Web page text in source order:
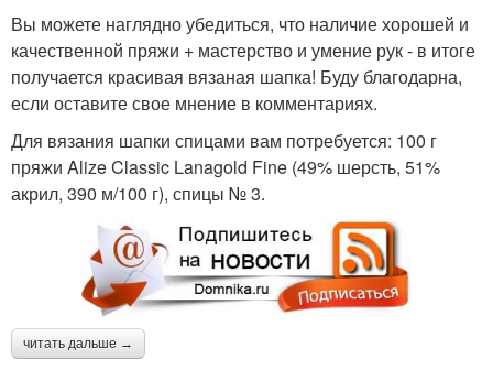
Вы можете наглядно убедиться, что наличие хорошей и
качественной пряжи + мастерство и умение рук - в итоге
получается красивая вязаная шапка! Буду благодарна,
если оставите свое мнение в комментариях.
Для вязания шапки спицами вам потребуется: 100 г
пряжи Alize Classic Lanagold Fine (49% шерсть, 51%
акрил, 390 м/100 г), спицы № 3.
читать дальше →